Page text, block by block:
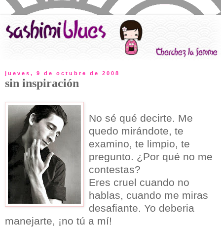
jueves, 9 de octubre de 2008
sin inspiración
No sé qué decirte. Me
quedo mirándote, te
examino, te limpio, te
pregunto. ¿Por qué no me
contestas?
Eres cruel cuando no
hablas, cuando me miras
desafiante. Yo deberia
manejarte, ¡no tú a mí!